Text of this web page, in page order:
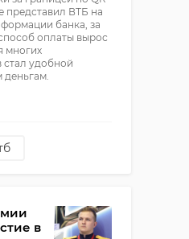
представил ВТБ на
банка, за
оплаты вырос
многих
стал удобной
деньгам.
в